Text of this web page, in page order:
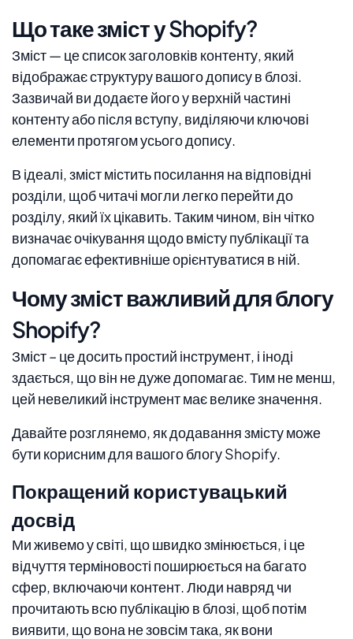
Що таке зміст у Shopify?
Зміст — це список заголовків контенту, який
відображає структуру вашого допису в блозі.
Зазвичай ви додаєте його у верхній частині
контенту або після вступу, виділяючи ключові
елементи протягом усього допису.
В ідеалі, зміст містить посилання на відповідні
розділи, щоб читачі могли легко перейти до
розділу, який їх цікавить. Таким чином, він чітко
визначає очікування щодо вмісту публікації та
допомагає ефективніше орієнтуватися в ній.
Чому зміст важливий для блогу
Shopify?
Зміст – це досить простий інструмент, і іноді
здається, що він не дуже допомагає. Тим не менш,
цей невеликий інструмент має велике значення.
Давайте розглянемо, як додавання змісту може
бути корисним для вашого блогу Shopify.
Покращений користувацький
досвід
Ми живемо у світі, що швидко змінюється, і це
відчуття терміновості поширюється на багато
сфер, включаючи контент. Люди навряд чи
прочитають всю публікацію в блозі, щоб потім
виявити, що вона не зовсім така, як вони